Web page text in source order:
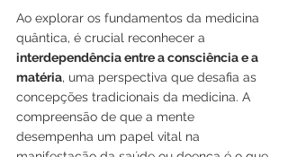
Ao explorar os fundamentos da medicina
quântica, é crucial reconhecer a
interdependência entre a consciência e a
matéria, uma perspectiva que desafia as
concepções tradicionais da medicina. A
compreensão de que a mente
desempenha um papel vital na